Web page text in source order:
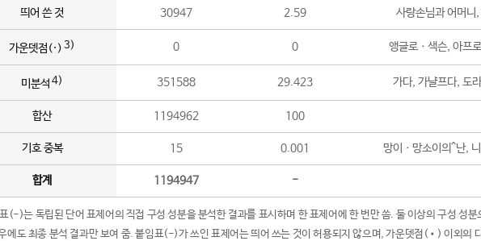
띄어 쓴 것 30947 2.59 사랑손님과 어머니
가운뎃점(·) 3) 0 0 앵글로ㆍ색슨, 아프
미분석 4) 351588 29.423 가다, 가냘프다, 도
합산 1194962 100
기호 중복 15 0.001 망이ㆍ망소이의^난,
합계 1194947 -
(-)는 독립된 단어 표제어의 직접 구성 성분을 분석한 결과를 표시하며 한 표제어에 한 번만 씀. 둘 이상의 구성 성분
에도 최종 분석 결과만 보여 줌. 붙임표(-)가 쓰인 표제어는 띄어 쓰는 것이 허용되지 않으며, 가운뎃점(•) 이외의